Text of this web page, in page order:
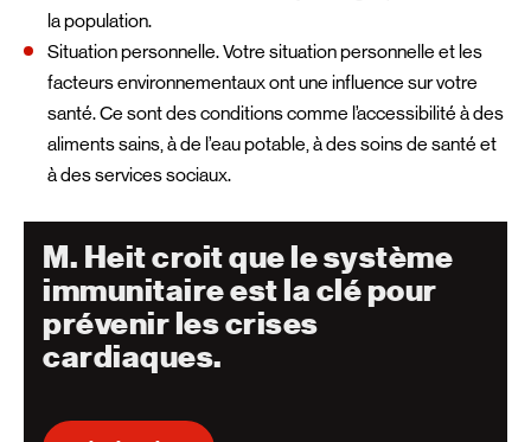
la population.
Situation personnelle. Votre situation personnelle et les
facteurs environnementaux ont une influence sur votre
santé. Ce sont des conditions comme l’accessibilité à des
aliments sains, à de l’eau potable, à des soins de santé et
à des services sociaux.
M. Heit croit que le système
immunitaire est la clé pour
prévenir les crises
cardiaques.